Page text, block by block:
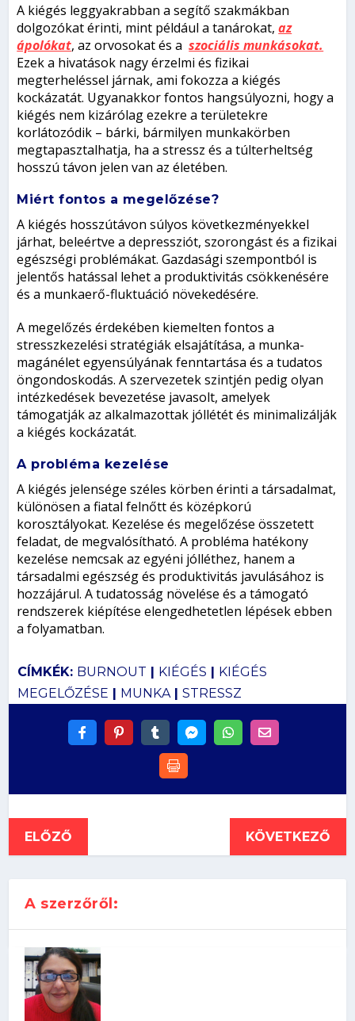
A kiégés leggyakrabban a segítő szakmákban
dolgozókat érinti, mint például a tanárokat,az
ápolókat, az orvosokat és aszociális munkásokat.
Ezek a hivatások nagy érzelmi és fizikai
megterheléssel járnak, ami fokozza a kiégés
kockázatát. Ugyanakkor fontos hangsúlyozni, hogy a
kiégés nem kizárólag ezekre a területekre
korlátozódik – bárki, bármilyen munkakörben
megtapasztalhatja, ha a stressz és a túlterheltség
hosszú távon jelen van az életében.
Miért fontos a megelőzése?
A kiégés hosszútávon súlyos következményekkel
járhat, beleértve a depressziót, szorongást és a fizikai
egészségi problémákat. Gazdasági szempontból is
jelentős hatással lehet a produktivitás csökkenésére
és a munkaerő-fluktuáció növekedésére.
A megelőzés érdekében kiemelten fontos a
stresszkezelési stratégiák elsajátítása, a munka-
magánélet egyensúlyának fenntartása és a tudatos
öngondoskodás. A szervezetek szintjén pedig olyan
intézkedések bevezetése javasolt, amelyek
támogatják az alkalmazottak jóllétét és minimalizálják
a kiégés kockázatát.
A probléma kezelése
A kiégés jelensége széles körben érinti a társadalmat,
különösen a fiatal felnőtt és középkorú
korosztályokat. Kezelése és megelőzése összetett
feladat, de megvalósítható. A probléma hatékony
kezelése nemcsak az egyéni jólléthez, hanem a
társadalmi egészség és produktivitás javulásához is
hozzájárul. A tudatosság növelése és a támogató
rendszerek kiépítése elengedhetetlen lépések ebben
a folyamatban.
CÍMKÉK: BURNOUT | KIÉGÉS | KIÉGÉS
MEGELŐZÉSE | MUNKA| STRESSZ
ELŐZŐ KÖVETKEZŐ
A szerzőről: